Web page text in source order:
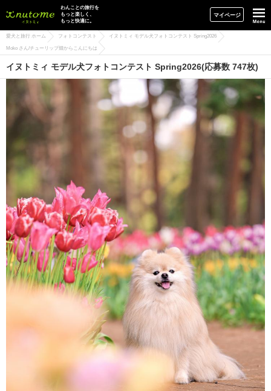
イヌトミィ
わんことの旅行を
もっと楽しく、
もっと快適に。
マイページ
愛犬と旅行 ホーム フォトコンテスト イヌトミィ モデル犬フォトコンテスト Spring2026
Moko さん/チューリップ畑からこんにちは
イヌトミィ モデル犬フォトコンテスト Spring2026(応募数 747枚)